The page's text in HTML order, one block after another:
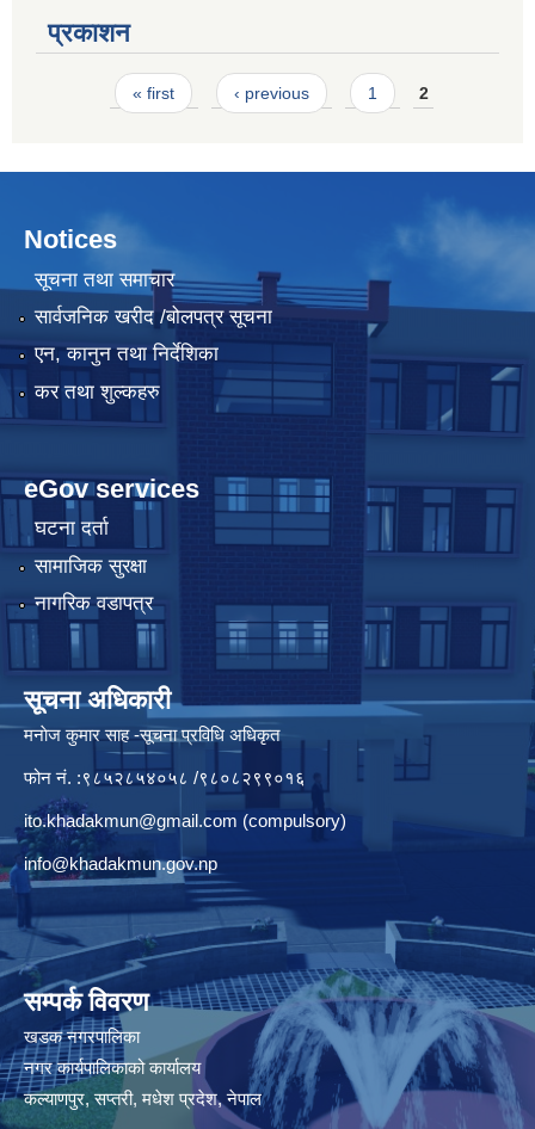
प्रकाशन
Pages« first ‹ previous 1 2
Notices
सूचना तथा समाचार
सार्वजनिक खरीद /बोलपत्र सूचना
एन, कानुन तथा निर्देशिका
कर तथा शुल्कहरु
eGov services
घटना दर्ता
सामाजिक सुरक्षा
नागरिक वडापत्र
सूचना अधिकारी
मनाेज कुमार साह -सूचना प्रविधि अधिकृत
फोन नं. :९८५२८५४०५८ /९८०८२९९०१६
ito.khadakmun@gmail.com (compulsory)
info@khadakmun.gov.np
सम्पर्क विवरण
खडक नगरपालिका
नगर कार्यपालिकाको कार्यालय
कल्याणपुर, सप्तरी, मधेश प्रदेश, नेपाल